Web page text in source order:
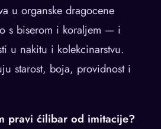
u organske dragocene
s biserom i koraljem — i
u nakitu i kolekcinarstvu.
starost, boja, providnost i
pravi ćilibar od imitacije?